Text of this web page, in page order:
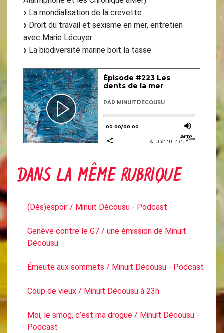
La mondialisation de la crevette
Droit du travail et sexisme en mer, entretien
avec Marie Lécuyer
La biodiversité marine boit la tasse
DANS LA MÊME RUBRIQUE
(Dés)espoir / Minuit Décousu - Podcast
Genève contre le G7 / une émission de Minuit
Décousu
Émeute aux sommets / Minuit Décousu - Podcast
Coup de vieux / Minuit Décousu à 23h
Moi, le smog, c’est ma drogue / Minuit Décousu -
Podcast